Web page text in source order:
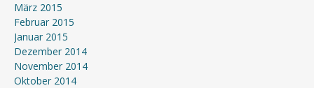
März 2015
Februar 2015
Januar 2015
Dezember 2014
November 2014
Oktober 2014